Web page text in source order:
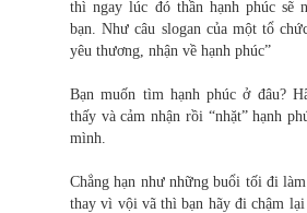
thì ngay lúc đó thần hạnh phúc sẽ
bạn. Như câu slogan của một tổ
yêu thương, nhận về hạnh phúc”
Bạn muốn tìm hạnh phúc ở đâu?
thấy và cảm nhận rồi “nhặt” hạnh
mình.
Chẳng hạn như những buổi tối đi
thay vì vội vã thì bạn hãy đi chậm lại